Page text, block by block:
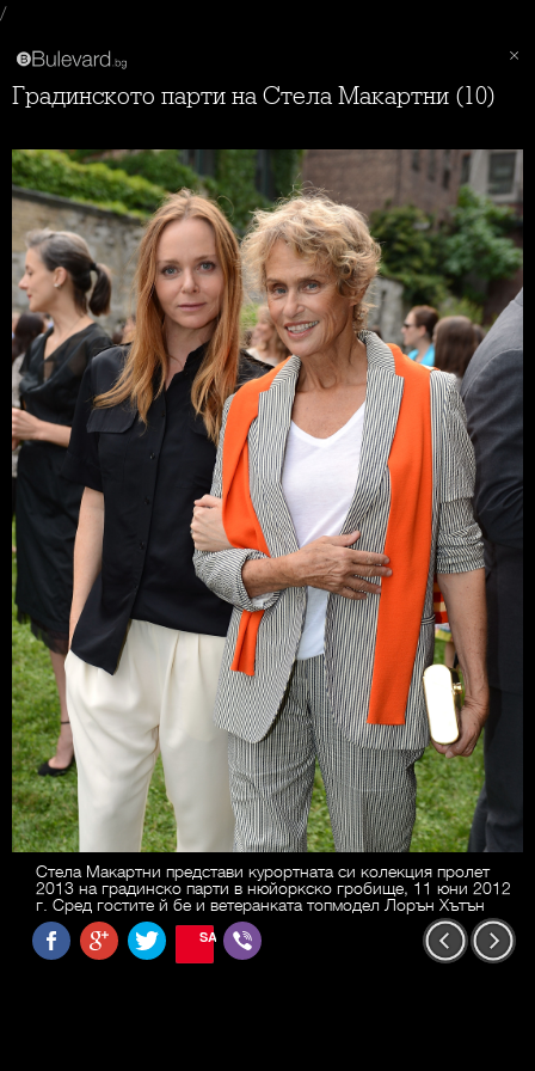
/
Градинското парти на Стела Макартни (10)
Стела Макартни представи курортната си колекция пролет
2013 на градинско парти в нюйоркско гробище, 11 юни 2012
г. Сред гостите й бе и ветеранката топмодел Лорън Хътън
SAVE